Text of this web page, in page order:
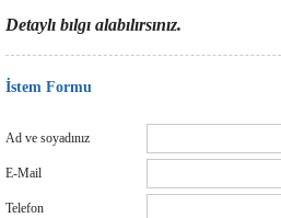
Detaylı bılgı alabılırsınız.
İstem Formu
Ad ve soyadınız
E-Mail
Telefon